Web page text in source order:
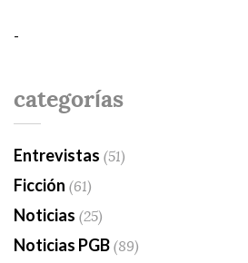
-
categorías
Entrevistas (51)
Ficción (61)
Noticias (25)
Noticias PGB(89)